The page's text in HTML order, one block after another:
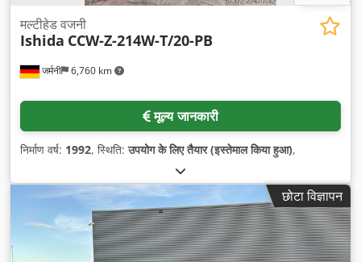
जर्मनी 6,760 km
मल्टीहेड वजनी
Ishida CCW-Z-214W-T/20-PB
मूल्य जानकारी
निर्माण वर्ष: 1992, स्थिति:उपयोग के लिए तैयार (इस्तेमाल किया हुआ),
छोटा विज्ञापन